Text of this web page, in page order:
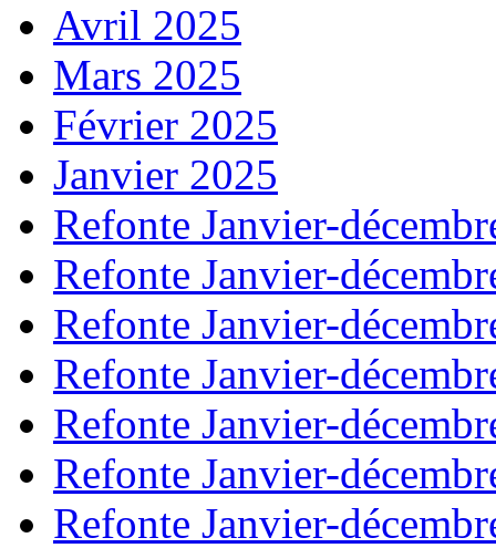
Avril 2025
Mars 2025
Février 2025
Janvier 2025
Refonte Janvier-
Refonte Janvier-
Refonte Janvier-
Refonte Janvier-
Refonte Janvier-
Refonte Janvier-
Refonte Janvier-